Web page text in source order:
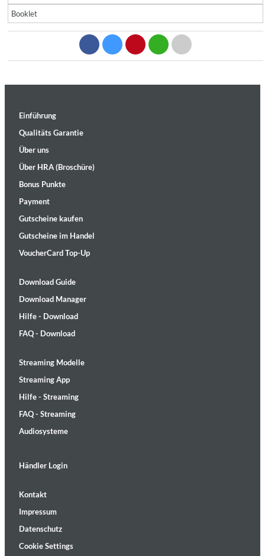
Booklet
Einführung
Qualitäts Garantie
Über uns
Über HRA (Broschüre)
Bonus Punkte
Payment
Gutscheine kaufen
Gutscheine im Handel
VoucherCard Top-Up
Download Guide
Download Manager
Hilfe - Download
FAQ - Download
Streaming Modelle
Streaming App
Hilfe - Streaming
FAQ - Streaming
Audiosysteme
Händler Login
Kontakt
Impressum
Datenschutz
Cookie Settings